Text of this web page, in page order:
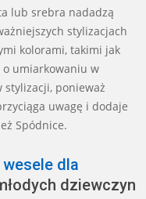
lub srebra nadadzą
stylizacjach
kolorami, takimi jak
o umiarkowaniu w
stylizacji, ponieważ
uwagę i dodaje
Spódnice.
wesele dla
dziewczyn